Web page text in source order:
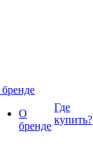
О
бренде
Где
купить?